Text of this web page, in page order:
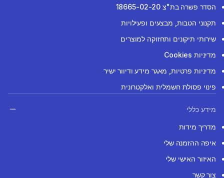
הסדר פשרה בת"צ 18665-02-20
תקנוני הטבות, מבצעים ופעילויות
שירותי תיקונים ותחזוקה למוצרים
מדיניות Cookies
מדיניות פרטיות, מאגר מידע ודיוור ישיר
פינוי פסולת חשמלית ואלקטרונית
מידע כללי
מדריך מידות
איפה ההזמנה שלי
האיזור האישי שלי
צור קשר